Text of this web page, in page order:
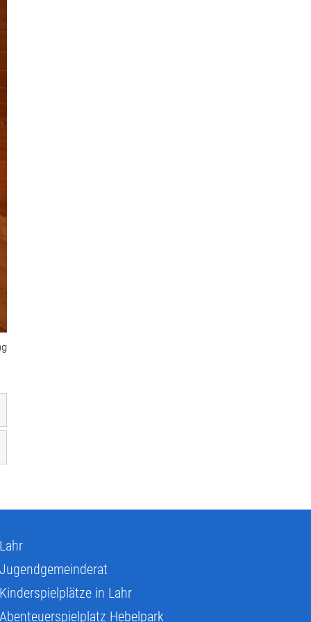
Lahr
Jugendgemeinderat
Kinderspielplätze in Lahr
Abenteuerspielplatz Hebelpark